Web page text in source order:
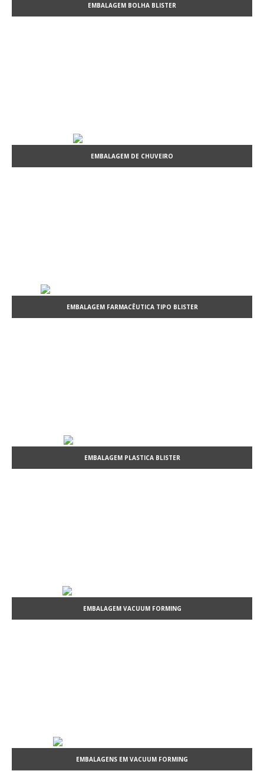
EMBALAGEM BOLHA BLISTER
EMBALAGEM DE CHUVEIRO
EMBALAGEM FARMACÊUTICA TIPO BLISTER
EMBALAGEM PLASTICA BLISTER
EMBALAGEM VACUUM FORMING
EMBALAGENS EM VACUUM FORMING